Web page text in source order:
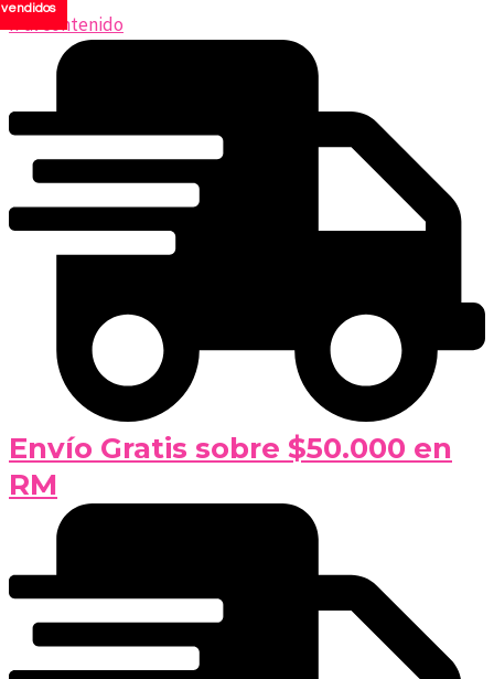
Ir al contenido
Envío Gratis sobre $50.000 en
RM
vendidos